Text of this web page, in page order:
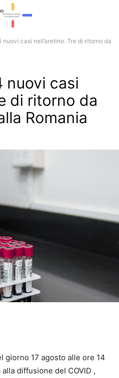
casi nell’aretino. Tre di ritorno da
nuovi casi
di ritorno da
Romania
giorno 17 agosto alle ore 14
diffusione del COVID ,